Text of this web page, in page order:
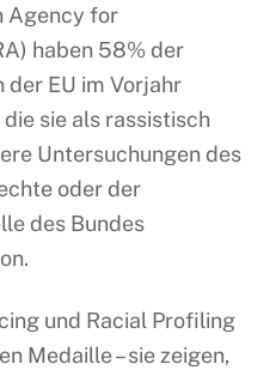
Agency for
haben 58% der
der EU im Vorjahr
sie als rassistisch
Untersuchungen des
oder der
des Bundes
und Racial Profiling
Medaille – sie zeigen,